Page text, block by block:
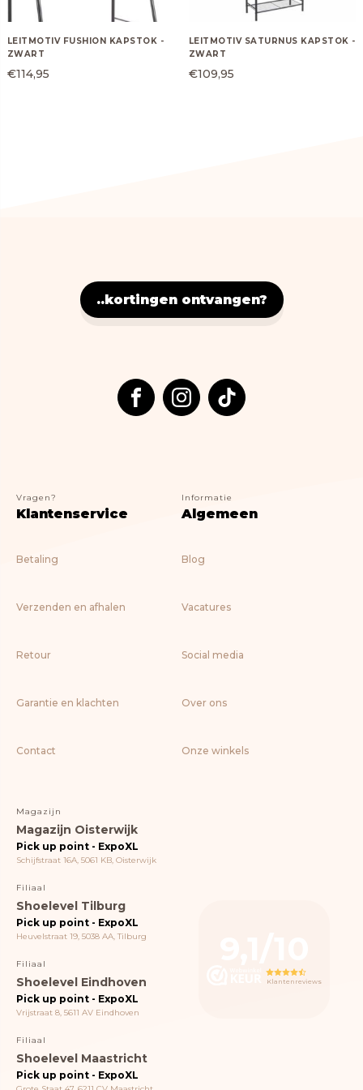
LEITMOTIV FUSHION KAPSTOK -
ZWART
€114,95
LEITMOTIV SATURNUS KAPSTOK -
ZWART
€109,95
..kortingen ontvangen?
Vragen?
Klantenservice
Betaling
Verzenden en afhalen
Retour
Garantie en klachten
Contact
Informatie
Algemeen
Blog
Vacatures
Social media
Over ons
Onze winkels
Magazijn
Magazijn Oisterwijk
Pick up point - ExpoXL
Schijfstraat 16A, 5061 KB, Oisterwijk
Filiaal
Shoelevel Tilburg
Pick up point - ExpoXL
Heuvelstraat 19, 5038 AA, Tilburg
Filiaal
Shoelevel Eindhoven
Pick up point - ExpoXL
Vrijstraat 8, 5611 AV Eindhoven
Filiaal
Shoelevel Maastricht
Pick up point - ExpoXL
Klantenreviews